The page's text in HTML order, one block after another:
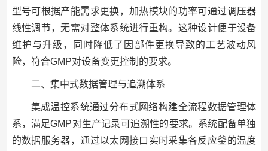
型号可根据产能需求更换，加热模块的功率可通过调压器
线性调节，无需对整体系统进行重构。这种设计便于设备
维护与升级，同时降低了因部件更换导致的工艺波动风
险，符合GMP对设备变更控制的要求。
二、集中式数据管理与追溯体系
集成温控系统通过分布式网络构建全流程数据管理体
系，满足GMP对生产记录可追溯性的要求。系统配备单独
的数据服务器，通过以太网接口实时采集各反应釜的温度